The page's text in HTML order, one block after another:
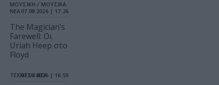
ΜΟΥΣΙΚΗ / ΜΟΥΣΙΚΑ
ΝΕΑ 07.08.2026 | 17.26
The Magician’s
Farewell: Οι
Uriah Heep στο
Floyd
ΤΕΧΝΕΣ / ΝΕΑ
07.08.2026 | 16.59